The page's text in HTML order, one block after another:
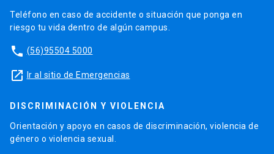
Teléfono en caso de accidente o situación que ponga en
riesgo tu vida dentro de algún campus.
phone (56)95504 5000
launch Ir al sitio de Emergencias
DISCRIMINACIÓN Y VIOLENCIA
Orientación y apoyo en casos de discriminación, violencia de
género o violencia sexual.